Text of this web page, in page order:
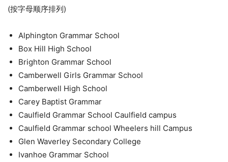
(按字母顺序排列)
Alphington Grammar School
Box Hill High School
Brighton Grammar School
Camberwell Girls Grammar School
Camberwell High School
Carey Baptist Grammar
Caulfield Grammar School Caulfield campus
Caulfield Grammar school Wheelers hill Campus
Glen Waverley Secondary College
Ivanhoe Grammar School